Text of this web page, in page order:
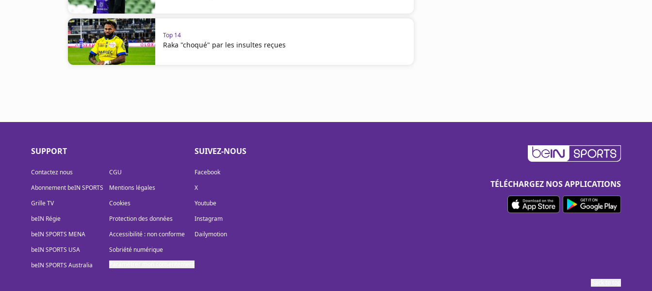
Top 14
Raka "choqué" par les insultes reçues
SUPPORT
Contactez nous
Abonnement beIN SPORTS
Grille TV
beIN Régie
beIN SPORTS MENA
beIN SPORTS USA
beIN SPORTS Australia
CGU
Mentions légales
Cookies
Protection des données
Accessibilité : non conforme
Sobriété numérique
SUIVEZ-NOUS
Facebook
X
Youtube
Instagram
Dailymotion
TÉLÉCHARGEZ NOS APPLICATIONS